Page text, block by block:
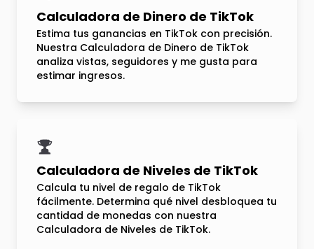
Calculadora de Dinero de TikTok
Estima tus ganancias en TikTok con precisión.
Nuestra Calculadora de Dinero de TikTok
analiza vistas, seguidores y me gusta para
estimar ingresos.
Calculadora de Niveles de TikTok
Calcula tu nivel de regalo de TikTok
fácilmente. Determina qué nivel desbloquea tu
cantidad de monedas con nuestra
Calculadora de Niveles de TikTok.